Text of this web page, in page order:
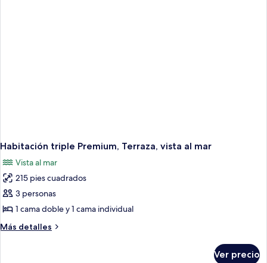
Habitación triple Premium, Terraza, vista al mar
Vista al mar
215 pies cuadrados
3 personas
1 cama doble y 1 cama individual
Más detalles
Más
Ver precio